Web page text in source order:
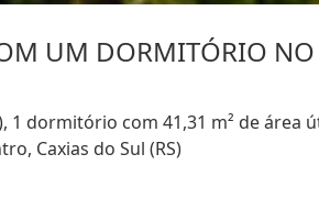
UM DORMITÓRIO NO
dormitório com 41,31 m² de área
Caxias do Sul (RS)